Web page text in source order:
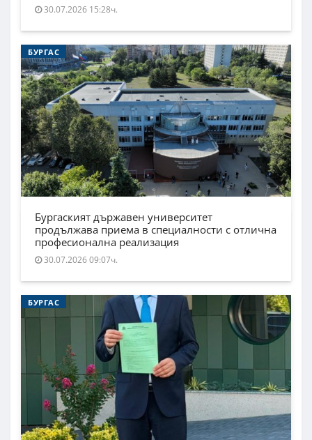
30.07.2026 15:28ч.
БУРГАС
Бургаският държавен университет
продължава приема в специалности с отлична
професионална реализация
30.07.2026 09:07ч.
БУРГАС